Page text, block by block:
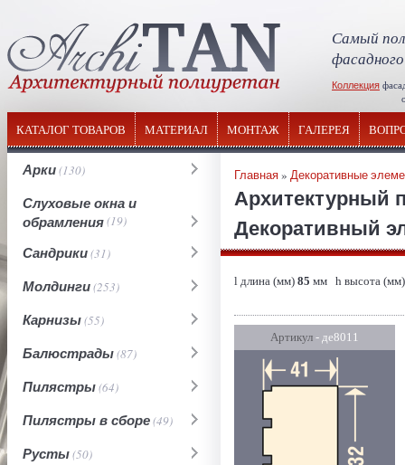
Самый
Коллекция
КАТАЛОГ ТОВАРОВ МАТЕРИАЛ МОНТАЖ ГАЛЕРЕЯ
Арки(130)
Слуховые окна и
обрамления(19)
Сандрики(31)
Молдинги(253)
Карнизы(55)
Балюстрады(87)
Пилястры(64)
Пилястры в сборе(49)
Русты(50)
Главная» Декоративные
Архитектурный
Декоративный
l длина (мм) 85 мм h высота
Артикул - де8011